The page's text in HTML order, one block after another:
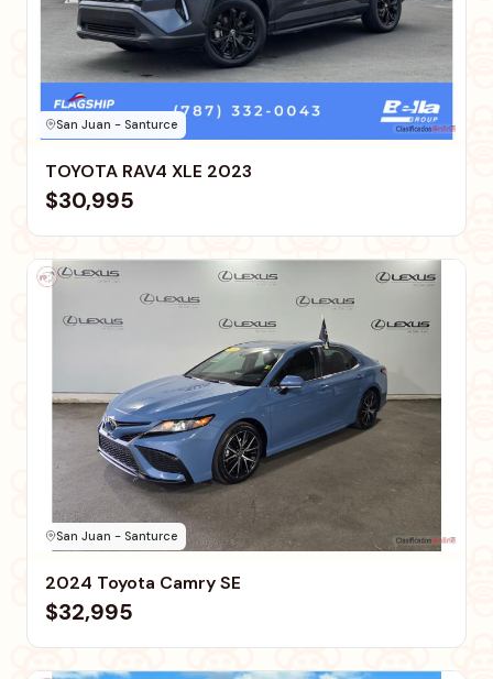
San Juan - Santurce
TOYOTA RAV4 XLE 2023
$30,995
San Juan - Santurce
2024 Toyota Camry SE
$32,995